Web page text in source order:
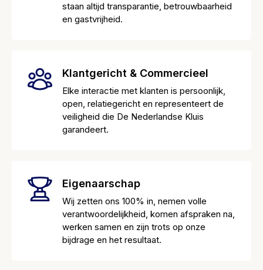
staan altijd transparantie, betrouwbaarheid
en gastvrijheid.
Klantgericht & Commercieel
Elke interactie met klanten is persoonlijk,
open, relatiegericht en representeert de
veiligheid die De Nederlandse Kluis
garandeert.
Eigenaarschap
Wij zetten ons 100% in, nemen volle
verantwoordelijkheid, komen afspraken na,
werken samen en zijn trots op onze
bijdrage en het resultaat.